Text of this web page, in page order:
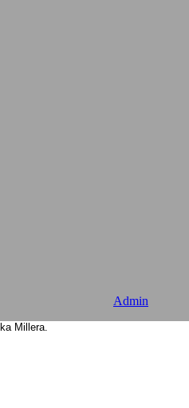
Admin
Millera.